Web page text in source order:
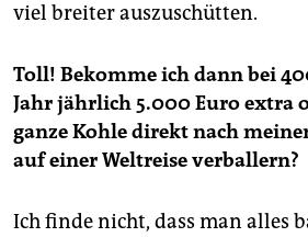
viel breiter auszuschütten.
Toll! Bekomme ich dann bei
Jahr jährlich 5.000 Euro extra
ganze Kohle direkt nach
auf einer Weltreise verballern?
Ich finde nicht, dass man alles